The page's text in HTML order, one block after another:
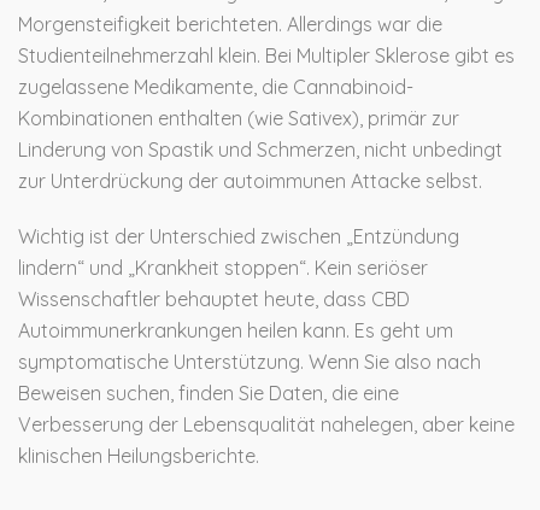
Morgensteifigkeit berichteten. Allerdings war die
Studienteilnehmerzahl klein. Bei Multipler Sklerose gibt es
zugelassene Medikamente, die Cannabinoid-
Kombinationen enthalten (wie Sativex), primär zur
Linderung von Spastik und Schmerzen, nicht unbedingt
zur Unterdrückung der autoimmunen Attacke selbst.
Wichtig ist der Unterschied zwischen „Entzündung
lindern“ und „Krankheit stoppen“. Kein seriöser
Wissenschaftler behauptet heute, dass CBD
Autoimmunerkrankungen heilen kann. Es geht um
symptomatische Unterstützung. Wenn Sie also nach
Beweisen suchen, finden Sie Daten, die eine
Verbesserung der Lebensqualität nahelegen, aber keine
klinischen Heilungsberichte.